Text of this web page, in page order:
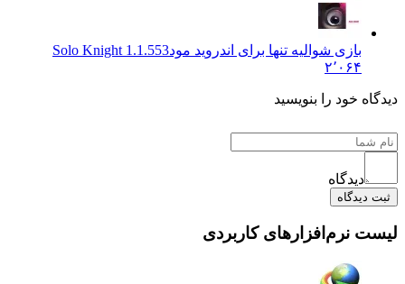
بازی شوالیه تنها برای اندروید مودSolo Knight 1.1.553
خود را بنویسید
نرم‌افزارهای کاربردی